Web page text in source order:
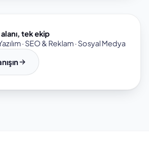
tek ekip
· SEO & Reklam · Sosyal Medya